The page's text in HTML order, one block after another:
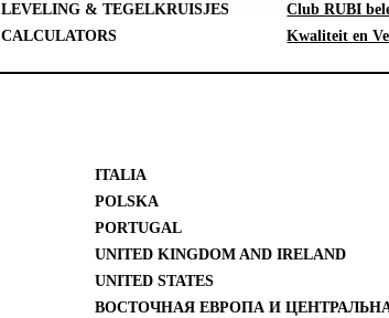
LEVELING & TEGELKRUISJES
CALCULATORS
Club RUBI
Kwaliteit en
ITALIA
POLSKA
PORTUGAL
UNITED KINGDOM AND IRELAND
UNITED STATES
ВОСТОЧНАЯ ЕВРОПА И